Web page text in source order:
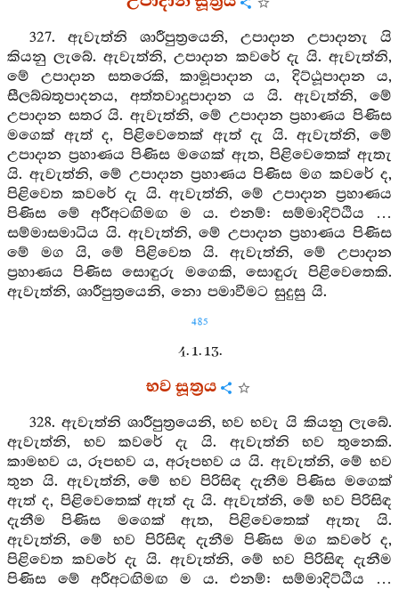
327. ඇවැත්නි ශාරීපුත්‍රයෙනි, උපාදාන උපාදානැ යි
කියනු ලැබේ. ඇවැත්නි, උපාදාන කවරේ දැ යි. ඇවැත්නි,
මේ උපාදාන සතරෙකි, කාමූපාදාන ය, දිට්ඨූපාදාන ය,
සීලබ්බතූපාදනය, අත්තවාදූපාදාන ය යි. ඇවැත්නි, මේ
උපාදාන සතර යි. ඇවැත්නි, මේ උපාදාන ප්‍රහාණය පිණිස
මගෙක් ඇත් ද, පිළිවෙතෙක් ඇත් දැ යි. ඇවැත්නි, මේ
උපාදාන ප්‍රහාණය පිණිස මගෙක් ඇත, පිළිවෙතෙක් ඇතැ
යි. ඇවැත්නි, මේ උපාදාන ප්‍රහාණය පිණිස මග කවරේ ද,
පිළිවෙත කවරේ දැ යි. ඇවැත්නි, මේ උපාදාන ප්‍රහාණය
පිණිස මේ අරීඅටඟිමඟ ම ය. එනම්: සම්මාදිට්ඨිය …
සම්මාසමාධිය යි. ඇවැත්නි, මේ උපාදාන ප්‍රහාණය පිණිස
මේ මග යි, මේ පිළිවෙත යි. ඇවැත්නි, මේ උපාදාන
ප්‍රහාණය පිණිස සොඳුරු මගෙකි, සොඳුරු පිළිවෙතෙකි.
ඇවැත්නි, ශාරීපුත්‍රයෙනි, නො පමාවීමට සුදුසු යි.
485
4. 1. 13.
භව සූත්‍රය
328. ඇවැත්නි ශාරීපුත්‍රයෙනි, භව භවැ යි කියනු ලැබේ.
ඇවැත්නි, භව කවරේ දැ යි. ඇවැත්නි භව තුනෙකි.
කාමභව ය, රූපභව ය, අරූපභව ය යි. ඇවැත්නි, මේ භව
තුන යි. ඇවැත්නි, මේ භව පිරිසිඳ දැනීම පිණිස මගෙක්
ඇත් ද, පිළිවෙතෙක් ඇත් දැ යි. ඇවැත්නි, මේ භව පිරිසිඳ
දැනීම පිණිස මගෙක් ඇත, පිළිවෙතෙක් ඇතැ යි.
ඇවැත්නි, මේ භව පිරිසිඳ දැනීම පිණිස මග කවරේ ද,
පිළිවෙත කවරේ දැ යි. ඇවැත්නි, මේ භව පිරිසිඳ දැනීම
පිණිස මේ අරීඅටඟිමඟ ම ය. එනම්: සම්මාදිට්ඨිය …